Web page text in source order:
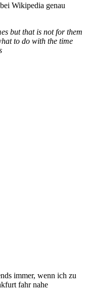
Wikipedia genau
but that is not for them
to do with the time
immer, wenn ich zu
fahr nahe